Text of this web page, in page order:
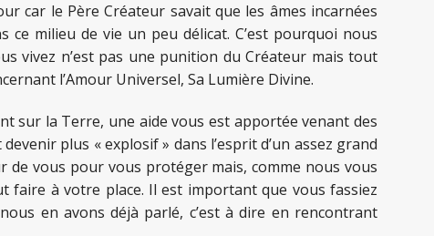
car le Père Créateur savait que les âmes incarnées
milieu de vie un peu délicat. C’est pourquoi nous
vivez n’est pas une punition du Créateur mais tout
l’Amour Universel, Sa Lumière Divine.
sur la Terre, une aide vous est apportée venant des
plus « explosif » dans l’esprit d’un assez grand
de vous pour vous protéger mais, comme nous vous
faire à votre place. Il est important que vous fassiez
en avons déjà parlé, c’est à dire en rencontrant